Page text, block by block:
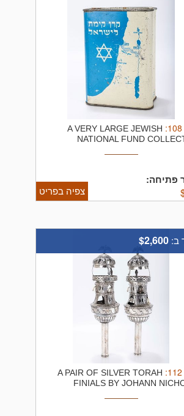
108
:
A VERY LARGE JEWISH
NATIONAL FUND
פתיחה:
צפיה בפריט
ב: $2,600
112
:
A PAIR OF SILVER TORAH
FINIALS BY JOHANN